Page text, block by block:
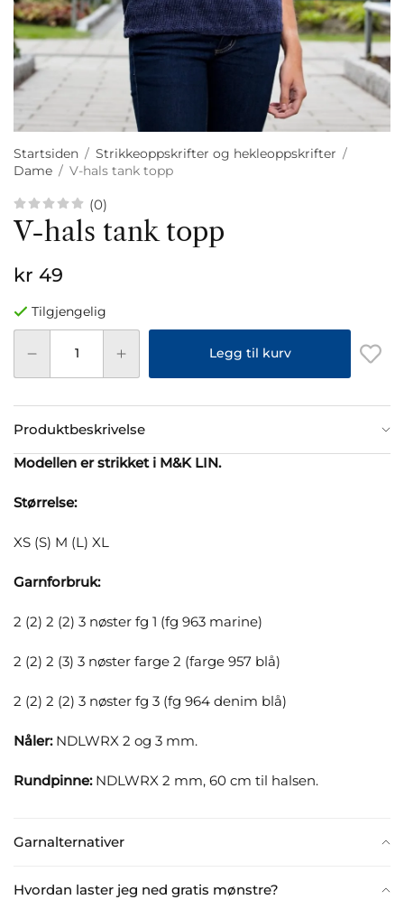
Startsiden / Strikkeoppskrifter og hekleoppskrifter /
Dame / V-hals tank topp
(0)
V-hals tank topp
kr 49
Tilgjengelig
Legg til kurv
Produktbeskrivelse
Garnalternativer
Hvordan laster jeg ned gratis mønstre?
Modellen er strikket i M&K LIN.
Størrelse:
XS (S) M (L) XL
Garnforbruk:
2 (2) 2 (2) 3 nøster fg 1 (fg 963 marine)
2 (2) 2 (3) 3 nøster farge 2 (farge 957 blå)
2 (2) 2 (2) 3 nøster fg 3 (fg 964 denim blå)
Nåler:NDLWRX 2 og 3 mm.
Rundpinne:NDLWRX 2 mm, 60 cm til halsen.